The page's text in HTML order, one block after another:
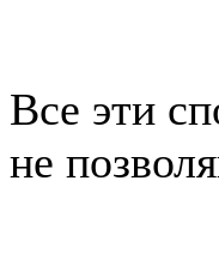
Все эти
не